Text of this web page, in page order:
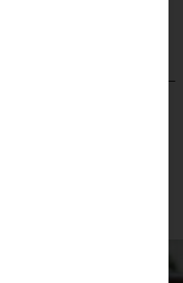
süß und herzhaft –